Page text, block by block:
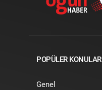
POPÜLER KONULAR
Genel